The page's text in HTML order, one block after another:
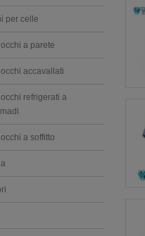
per celle
a parete
accavallati
refrigerati a
a soffitto